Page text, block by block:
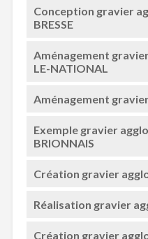
Conception gravier
BRESSE
Aménagement
LE-NATIONAL
Aménagement
Exemple gravier
BRIONNAIS
Création gravier
Réalisation gravier
Création gravier